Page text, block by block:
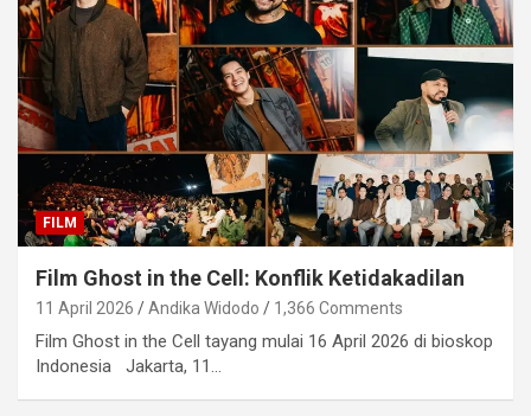
FILM
Film Ghost in the Cell: Konflik Ketidakadilan
11 April 2026 Andika Widodo 1,366 Comments
Film Ghost in the Cell tayang mulai 16 April 2026 di bioskop
Indonesia Jakarta, 11…